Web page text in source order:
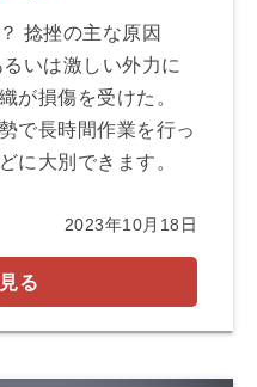
捻挫の主な原因
いは激しい外力に
が損傷を受けた。
で長時間作業を行っ
に大別できます。
2023年10月18日
る